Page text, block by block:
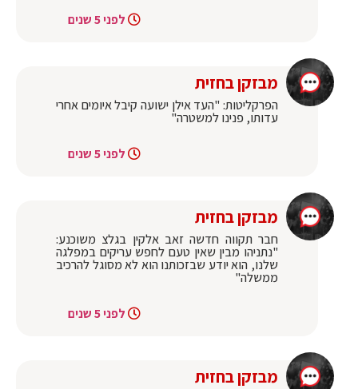
לפני 5 שנים
מבזקן בחזית
הפרקליטות: "העד אילן ישועה קיבל איומים אחרי
עדותו, פנינו למשטרה"
לפני 5 שנים
מבזקן בחזית
חבר תקווה חדשה זאב אלקין בגלצ משוכנע:
"נתניהו מבין שאין טעם לחפש עריקים במפלגה
שלנו, הוא יודע שבזכותנו הוא לא מסוגל להרכיב
ממשלה"
לפני 5 שנים
מבזקן בחזית